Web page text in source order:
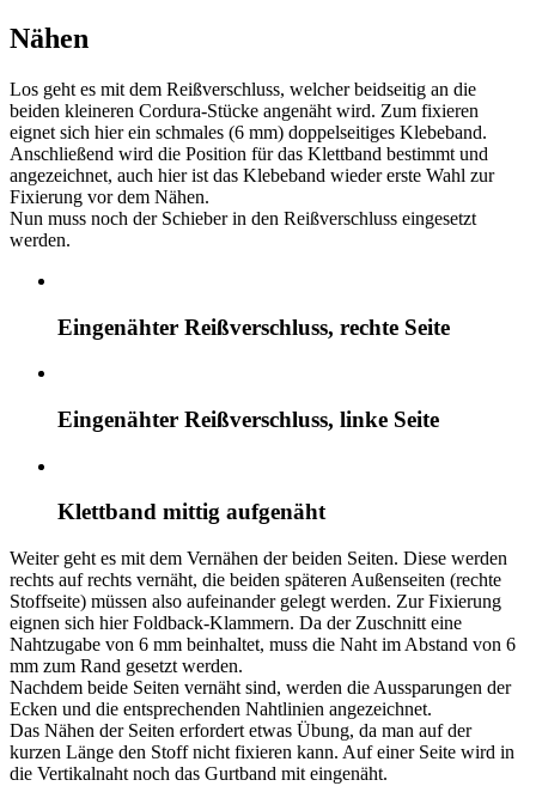
Nähen
Los geht es mit dem Reißverschluss, welcher beidseitig an die
beiden kleineren Cordura-Stücke angenäht wird. Zum fixieren
eignet sich hier ein schmales (6 mm) doppelseitiges Klebeband.
Anschließend wird die Position für das Klettband bestimmt und
angezeichnet, auch hier ist das Klebeband wieder erste Wahl zur
Fixierung vor dem Nähen.
Nun muss noch der Schieber in den Reißverschluss eingesetzt
werden.
Eingenähter Reißverschluss, rechte Seite
Eingenähter Reißverschluss, linke Seite
Klettband mittig aufgenäht
Weiter geht es mit dem Vernähen der beiden Seiten. Diese werden
rechts auf rechts vernäht, die beiden späteren Außenseiten (rechte
Stoffseite) müssen also aufeinander gelegt werden. Zur Fixierung
eignen sich hier Foldback-Klammern. Da der Zuschnitt eine
Nahtzugabe von 6 mm beinhaltet, muss die Naht im Abstand von 6
mm zum Rand gesetzt werden.
Nachdem beide Seiten vernäht sind, werden die Aussparungen der
Ecken und die entsprechenden Nahtlinien angezeichnet.
Das Nähen der Seiten erfordert etwas Übung, da man auf der
kurzen Länge den Stoff nicht fixieren kann. Auf einer Seite wird in
die Vertikalnaht noch das Gurtband mit eingenäht.